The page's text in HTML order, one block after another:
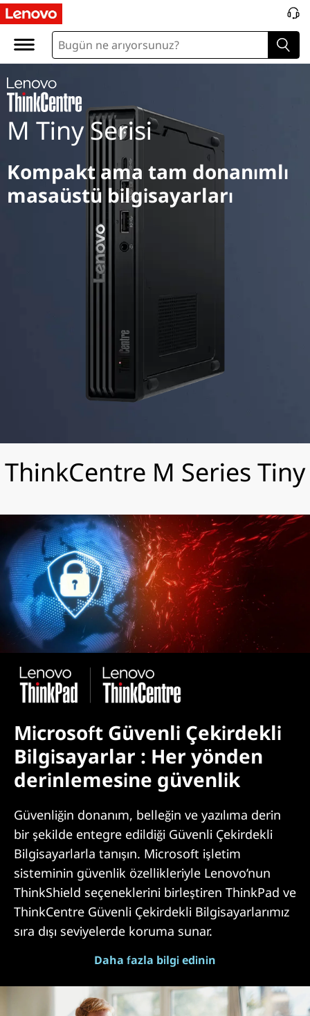
M
n
y
S
e
t
o
p
s
M Tiny Serisi
Kompakt ama tam donanımlı
masaüstü bilgisayarları
ThinkCentre M Series Tiny
Microsoft Güvenli Çekirdekli
Bilgisayarlar : Her yönden
derinlemesine güvenlik
Güvenliğin donanım, belleğin ve yazılıma derin
bir şekilde entegre edildiği Güvenli Çekirdekli
Bilgisayarlarla tanışın. Microsoft işletim
sisteminin güvenlik özellikleriyle Lenovo’nun
ThinkShield seçeneklerini birleştiren ThinkPad ve
ThinkCentre Güvenli Çekirdekli Bilgisayarlarımız
sıra dışı seviyelerde koruma sunar.
Daha fazla bilgi edinin